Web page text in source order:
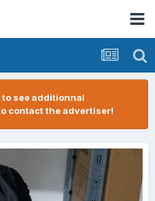
to see additionnal
contact the advertiser!